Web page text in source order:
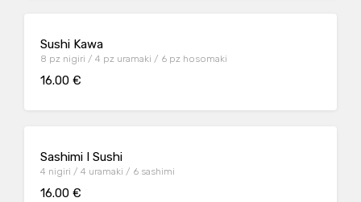
Sushi Kawa
8 pz nigiri / 4 pz uramaki / 6 pz hosomaki
16.00 €
Sashimi I Sushi
4 nigiri / 4 uramaki / 6 sashimi
16.00 €